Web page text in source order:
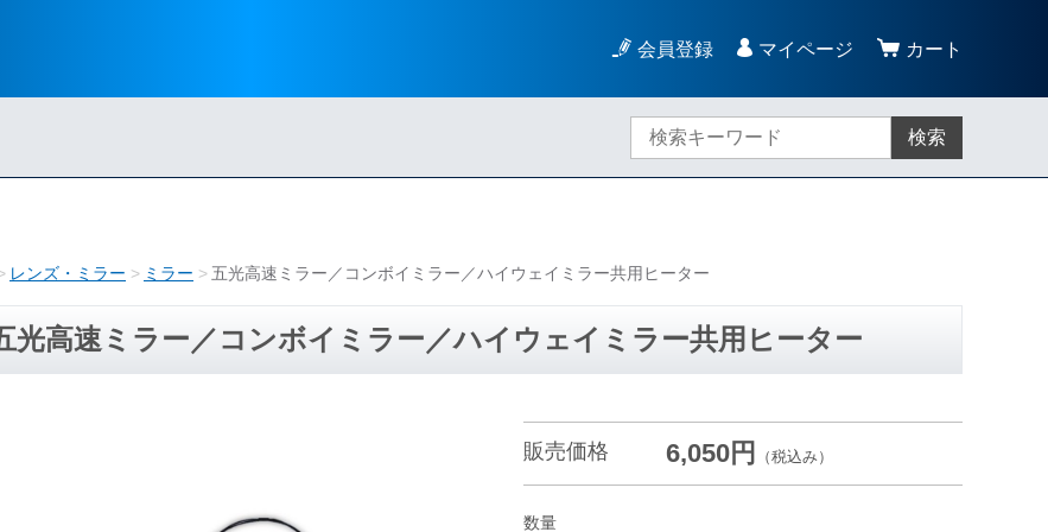
会員登録 マイページ カート
検索
レンズ・ミラー ミラー 五光高速ミラー／コンボイミラー／ハイウェイミラー共用ヒーター
光高速ミラー／コンボイミラー／ハイウェイミラー共用ヒーター
販売価格 6,050円 （税込み）
数量